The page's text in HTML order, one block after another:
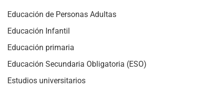
Educación de Personas Adultas
Educación Infantil
Educación primaria
Educación Secundaria Obligatoria (ESO)
Estudios universitarios